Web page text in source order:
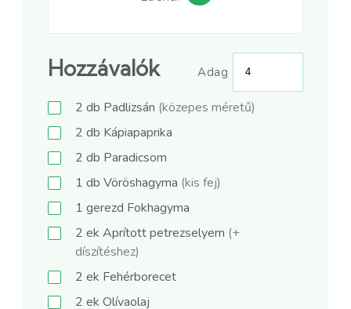
Hozzávalók Adag
2 db Padlizsán (közepes méretű)
2 db Kápiapaprika
2 db Paradicsom
1 db Vöröshagyma (kis fej)
1 gerezd Fokhagyma
2 ek Aprított petrezselyem (+
díszítéshez)
2 ek Fehérborecet
2 ek Olívaolaj